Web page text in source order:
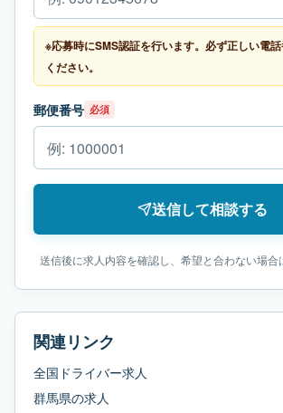
※応募時にSMS認証を行います。必ず正しい電
ください。
郵便番号 必須
送信して相談する
送信後に求人内容を確認し、希望と合わない場合
関連リンク
全国ドライバー求人
群馬県の求人